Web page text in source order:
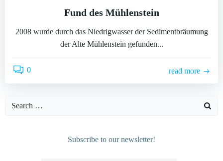
Fund des Mühlenstein
2008 wurde durch das Niedrigwasser der Sedimentbräumung
der Alte Mühlenstein gefunden...
0 read more
Search
Subscribe to our newsletter!